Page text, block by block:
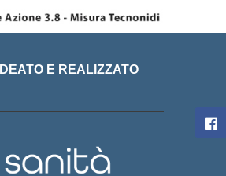
E REALIZZATO